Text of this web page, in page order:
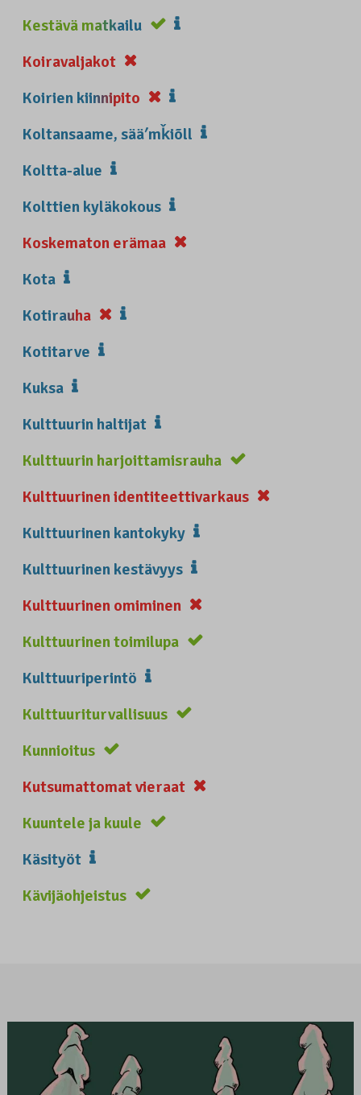
Kestävä matkailu
Koiravaljakot
Koirien kiinnipito
Koltansaame, sääʹmǩiõll
Koltta-alue
Kolttien kyläkokous
Koskematon erämaa
Kota
Kotirauha
Kotitarve
Kuksa
Kulttuurin haltijat
Kulttuurin harjoittamisrauha
Kulttuurinen identiteettivarkaus
Kulttuurinen kantokyky
Kulttuurinen kestävyys
Kulttuurinen omiminen
Kulttuurinen toimilupa
Kulttuuriperintö
Kulttuuriturvallisuus
Kunnioitus
Kutsumattomat vieraat
Kuuntele ja kuule
Käsityöt
Kävijäohjeistus